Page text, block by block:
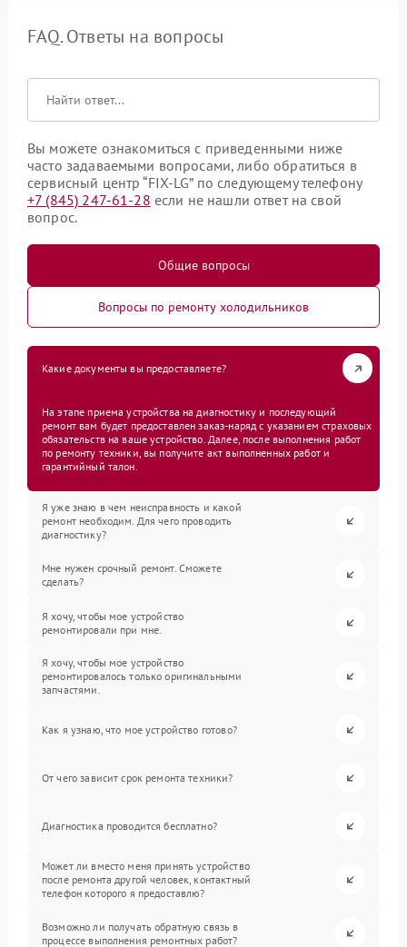
FAQ. Ответы на вопросы
Вы можете ознакомиться с приведенными ниже
часто задаваемыми вопросами, либо обратиться в
сервисный центр “FIX-LG” по следующему телефону
+7 (845) 247-61-28 если не нашли ответ на свой
вопрос.
Общие вопросы
Вопросы по ремонту холодильников
Какие документы вы предоставляете?
На этапе приема устройства на диагностику и последующий
ремонт вам будет предоставлен заказ-наряд с указанием страховых
обязательств на ваше устройство. Далее, после выполнения работ
по ремонту техники, вы получите акт выполненных работ и
гарантийный талон.
Я уже знаю в чем неисправность и какой
ремонт необходим. Для чего проводить
диагностику?
Мне нужен срочный ремонт. Сможете
сделать?
Я хочу, чтобы мое устройство
ремонтировали при мне.
Я хочу, чтобы мое устройство
ремонтировалось только оригинальными
запчастями.
Как я узнаю, что мое устройство готово?
От чего зависит срок ремонта техники?
Диагностика проводится бесплатно?
Может ли вместо меня принять устройство
после ремонта другой человек, контактный
телефон которого я предоставлю?
Возможно ли получать обратную связь в
процессе выполнения ремонтных работ?